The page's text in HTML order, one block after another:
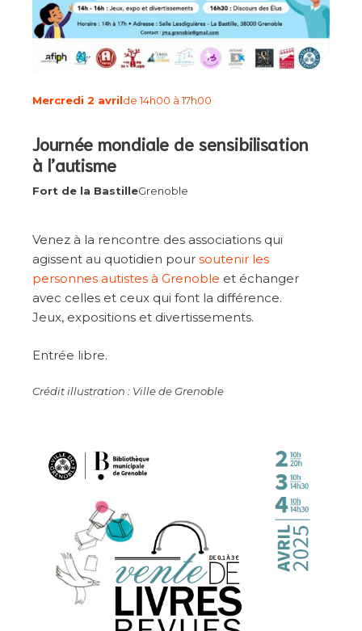
Mercredi 2 avrilde 14h00 à 17h00
Journée mondiale de sensibilisation
à l’autisme
Fort de la BastilleGrenoble
Venez à la rencontre des associations qui
agissent au quotidien pour soutenir les
personnes autistes à Grenoble et échanger
avec celles et ceux qui font la différence.
Jeux, expositions et divertissements.
Entrée libre.
Crédit illustration : Ville de Grenoble